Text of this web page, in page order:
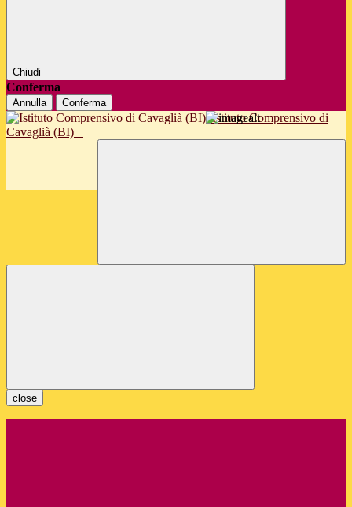
Chiudi
Conferma
Annulla Conferma
Istituto Comprensivo di
Cavaglià (BI)
close